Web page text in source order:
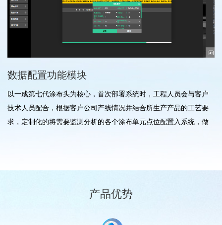
数据配置功能模块
以一成第七代涂布头为核心，首次部署系统时，工程人员会与客户
技术人员配合，根据客户公司产线情况并结合所生产产品的工艺要
求，定制化的将需要监测分析的各个涂布单元点位配置入系统，做
产品优势